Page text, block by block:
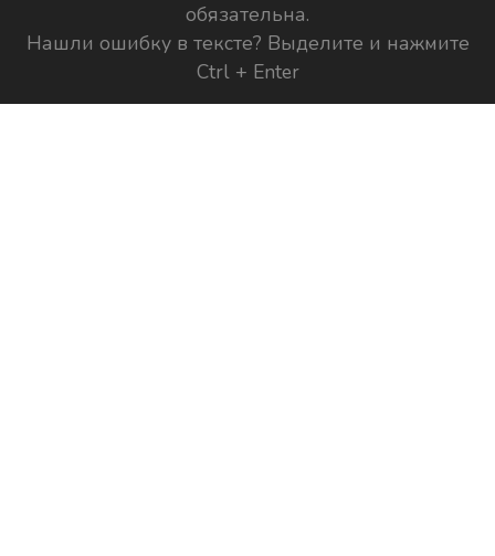
обязательна.
Нашли ошибку в тексте? Выделите и нажмите
Ctrl + Enter